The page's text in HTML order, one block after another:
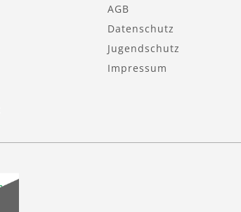
AGB
Datenschutz
Jugendschutz
Impressum